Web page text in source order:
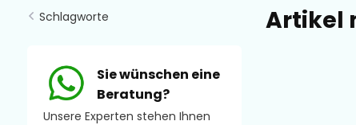
Schlagworte
Sie wünschen eine
Beratung?
Unsere Experten stehen Ihnen
Artikel